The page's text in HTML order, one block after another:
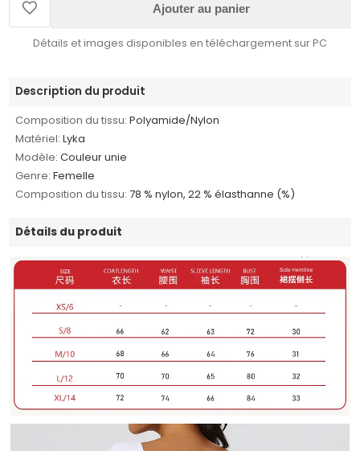
Ajouter au panier
Détails et images disponibles en téléchargement sur PC
Description du produit
Composition du tissu: Polyamide/Nylon
Matériel: Lyka
Modèle: Couleur unie
Genre: Femelle
Composition du tissu: 78 % nylon, 22 % élasthanne (%)
Détails du produit